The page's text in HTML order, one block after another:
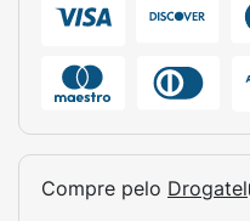
Compre pelo Drogatel